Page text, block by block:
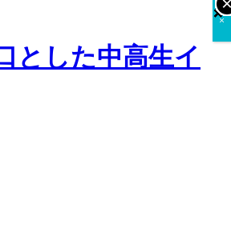
×
×
×
×